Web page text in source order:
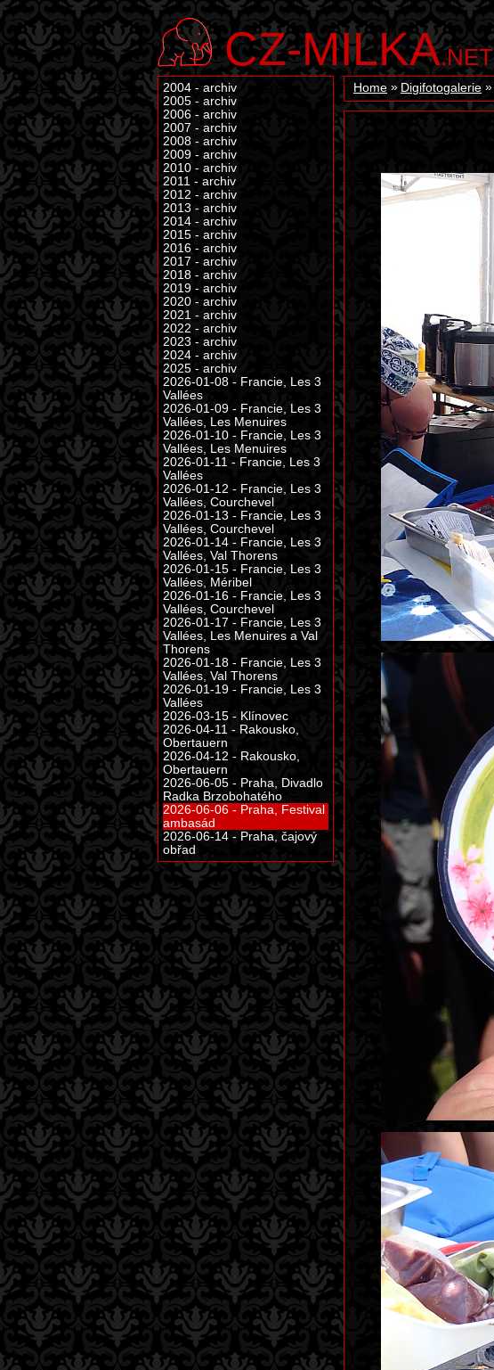
CZ-MILKA.NET
Home Digifotogalerie
2004 - archiv
2005 - archiv
2006 - archiv
2007 - archiv
2008 - archiv
2009 - archiv
2010 - archiv
2011 - archiv
2012 - archiv
2013 - archiv
2014 - archiv
2015 - archiv
2016 - archiv
2017 - archiv
2018 - archiv
2019 - archiv
2020 - archiv
2021 - archiv
2022 - archiv
2023 - archiv
2024 - archiv
2025 - archiv
2026-01-08 - Francie, Les 3
Vallées
2026-01-09 - Francie, Les 3
Vallées, Les Menuires
2026-01-10 - Francie, Les 3
Vallées, Les Menuires
2026-01-11 - Francie, Les 3
Vallées
2026-01-12 - Francie, Les 3
Vallées, Courchevel
2026-01-13 - Francie, Les 3
Vallées, Courchevel
2026-01-14 - Francie, Les 3
Vallées, Val Thorens
2026-01-15 - Francie, Les 3
Vallées, Méribel
2026-01-16 - Francie, Les 3
Vallées, Courchevel
2026-01-17 - Francie, Les 3
Vallées, Les Menuires a Val
Thorens
2026-01-18 - Francie, Les 3
Vallées, Val Thorens
2026-01-19 - Francie, Les 3
Vallées
2026-03-15 - Klínovec
2026-04-11 - Rakousko,
Obertauern
2026-04-12 - Rakousko,
Obertauern
2026-06-05 - Praha, Divadlo
Radka Brzobohatého
2026-06-06 - Praha, Festival
ambasád
2026-06-14 - Praha, čajový
obřad